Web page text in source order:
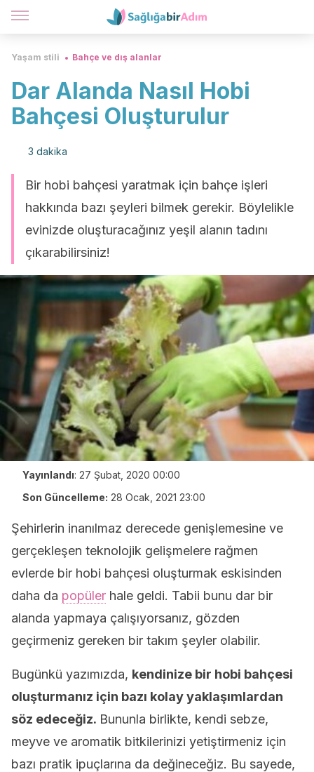
Yaşam stili Bahçe ve dış alanlar
Dar Alanda Nasıl Hobi
Bahçesi Oluşturulur
3 dakika
Bir hobi bahçesi yaratmak için bahçe işleri
hakkında bazı şeyleri bilmek gerekir. Böylelikle
evinizde oluşturacağınız yeşil alanın tadını
çıkarabilirsiniz!
Yayınlandı: 27 Şubat, 2020 00:00
Son Güncelleme: 28 Ocak, 2021 23:00
Şehirlerin inanılmaz derecede genişlemesine ve
gerçekleşen teknolojik gelişmelere rağmen
evlerde bir hobi bahçesi oluşturmak eskisinden
daha da popüler hale geldi. Tabii bunu dar bir
alanda yapmaya çalışıyorsanız, gözden
geçirmeniz gereken bir takım şeyler olabilir.
Bugünkü yazımızda, kendinize bir hobi bahçesi
oluşturmanız için bazı kolay yaklaşımlardan
söz edeceğiz. Bununla birlikte, kendi sebze,
meyve ve aromatik bitkilerinizi yetiştirmeniz için
bazı pratik ipuçlarına da değineceğiz. Bu sayede,